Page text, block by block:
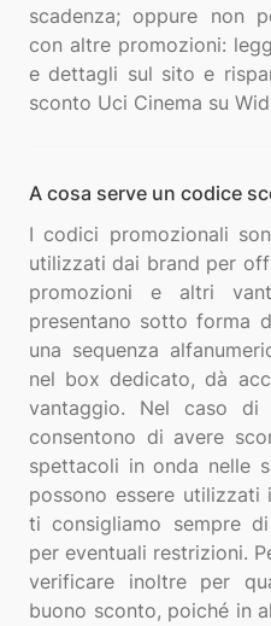
scadenza; oppure non
con altre promozioni:
e dettagli sul sito e
A cosa serve un codice
I codici promozionali
utilizzati dai brand per
promozioni e altri
presentano sotto forma
una sequenza
nel box dedicato, dà
vantaggio. Nel caso di
consentono di avere
spettacoli in onda nelle
possono essere utilizzati
ti consigliamo sempre
per eventuali restrizioni.
verificare inoltre per
buono sconto, poiché in